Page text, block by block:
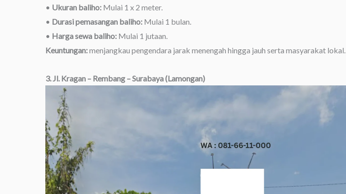
• Ukuran baliho: Mulai 1 x 2 meter.
• Durasi pemasangan baliho: Mulai 1 bulan.
• Harga sewa baliho: Mulai 1 jutaan.
Keuntungan:menjangkau pengendara jarak menengah hingga jauh serta masyarakat lokal.
3. Jl. Kragan – Rembang – Surabaya (Lamongan)